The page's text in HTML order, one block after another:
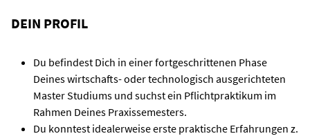
DEIN PROFIL
Du befindest Dich in einer fortgeschrittenen Phase
Deines wirtschafts- oder technologisch ausgerichteten
Master Studiums und suchst ein Pflichtpraktikum im
Rahmen Deines Praxissemesters.
Du konntest idealerweise erste praktische Erfahrungen z.